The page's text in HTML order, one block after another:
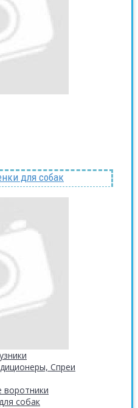
для собак
Спреи
воротники
собак